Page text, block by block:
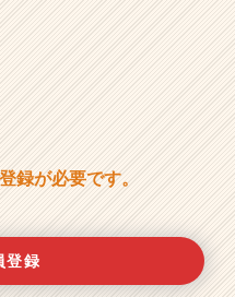
録が必要です。
登録